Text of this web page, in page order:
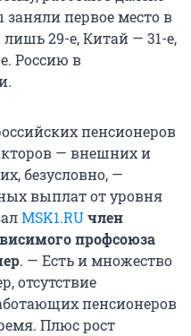
первое место в
29-е, Китай — 31-е,
Россию в
пенсионеров
— внешних и
безусловно, —
выплат от уровня
MSK1.RUчлен
профсоюза
. — Есть и множество
отсутствие
пенсионеров
Плюс рост